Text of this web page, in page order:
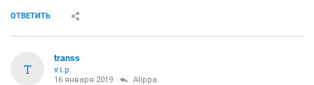
ОТВЕТИТЬ
T
transs
v.i.p.
16 января 2019 Alippa